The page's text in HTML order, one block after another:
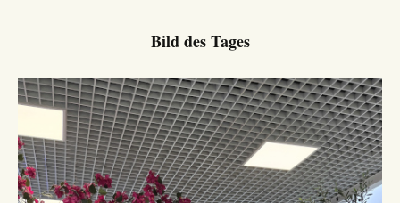
Bild des Tages